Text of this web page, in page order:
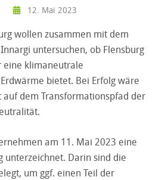
12. Mai 2023
wollen zusammen mit dem
untersuchen, ob Flensburg
eine klimaneutrale
bietet. Bei Erfolg wäre
dem Transformationspfad der
am 11. Mai 2023 eine
unterzeichnet. Darin sind die
um ggf. einen Teil der